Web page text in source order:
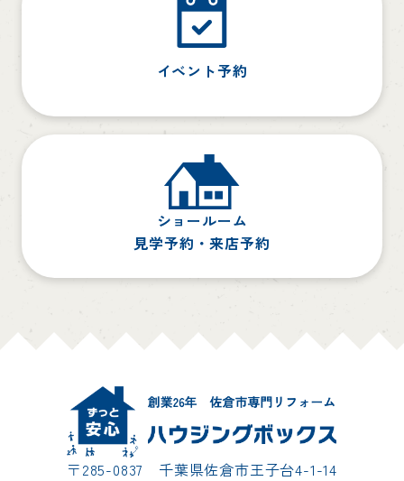
イベント予約
ショールーム
見学予約・来店予約
〒285-0837 千葉県佐倉市王子台4-1-14